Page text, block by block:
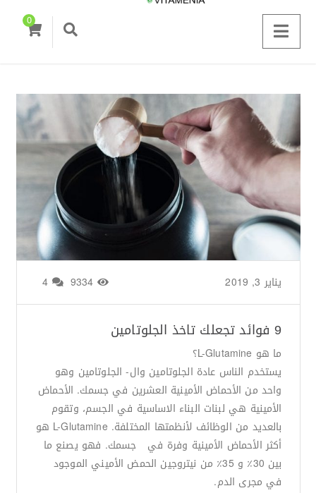
0
من طرف يناير 3, 2019
9 فوائد تجعلك تاخذ الجلوتامين
ما هو L-Glutamine؟
يستخدم الناس عادة الجلوتامين وال- الجلوتامين وهو
واحد من الأحماض الأمينية العشرين في جسمك. الأحماض
الأمينية هي لبنات البناء الاساسية في الجسم، وتقوم
بالعديد من الوظائف لأنظمتها المختلفة. L-Glutamine هو
أكثر الأحماض الأمينية وفرة في جسمك. فهو يصنع ما
بين 30٪ و 35٪ من نيتروجين الحمض الأميني الموجود
في مجرى الدم.